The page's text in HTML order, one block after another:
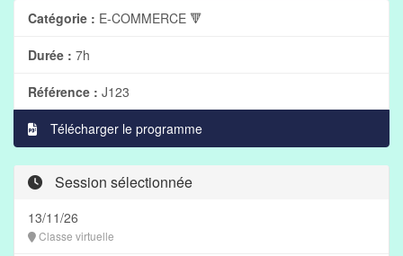
Catégorie : E-COMMERCE 🔻
Durée : 7h
Référence : J123
Télécharger le programme
Session sélectionnée
13/11/26
Classe virtuelle